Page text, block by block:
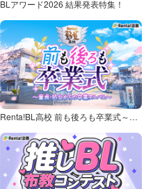
BLアワード2026 結果発表特集！
Renta!BL高校 前も後ろも卒業式～童貞・処女からの卒業アルバム～